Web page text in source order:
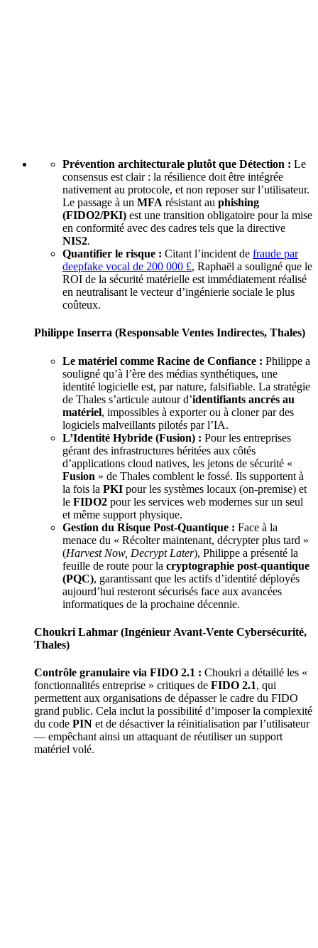
Prévention architecturale plutôt que Détection : Le
consensus est clair : la résilience doit être intégrée
nativement au protocole, et non reposer sur l’utilisateur.
Le passage à un MFA résistant au phishing
(FIDO2/PKI) est une transition obligatoire pour la mise
en conformité avec des cadres tels que la directive
NIS2.
Quantifier le risque : Citant l’incident de fraude par
deepfake vocal de 200 000 £, Raphaël a souligné que le
ROI de la sécurité matérielle est immédiatement réalisé
en neutralisant le vecteur d’ingénierie sociale le plus
coûteux.
Philippe Inserra (Responsable Ventes Indirectes, Thales)
Le matériel comme Racine de Confiance : Philippe a
souligné qu’à l’ère des médias synthétiques, une
identité logicielle est, par nature, falsifiable. La stratégie
de Thales s’articule autour d’identifiants ancrés au
matériel, impossibles à exporter ou à cloner par des
logiciels malveillants pilotés par l’IA.
L’Identité Hybride (Fusion) : Pour les entreprises
gérant des infrastructures héritées aux côtés
d’applications cloud natives, les jetons de sécurité «
Fusion » de Thales comblent le fossé. Ils supportent à
la fois la PKI pour les systèmes locaux (on-premise) et
le FIDO2 pour les services web modernes sur un seul
et même support physique.
Gestion du Risque Post-Quantique : Face à la
menace du « Récolter maintenant, décrypter plus tard »
(Harvest Now, Decrypt Later), Philippe a présenté la
feuille de route pour la cryptographie post-quantique
(PQC), garantissant que les actifs d’identité déployés
aujourd’hui resteront sécurisés face aux avancées
informatiques de la prochaine décennie.
Choukri Lahmar (Ingénieur Avant-Vente Cybersécurité,
Thales)
Contrôle granulaire via FIDO 2.1 : Choukri a détaillé les «
fonctionnalités entreprise » critiques de FIDO 2.1, qui
permettent aux organisations de dépasser le cadre du FIDO
grand public. Cela inclut la possibilité d’imposer la complexité
du code PIN et de désactiver la réinitialisation par l’utilisateur
— empêchant ainsi un attaquant de réutiliser un support
matériel volé.